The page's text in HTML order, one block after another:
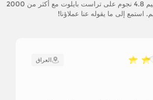
نفخر بحصولنا على تقييم 4.8 نجوم على تراست بايلوت مع أكثر من 2000
استمع إلى ما يقوله عنا عملاؤنا!
العراق